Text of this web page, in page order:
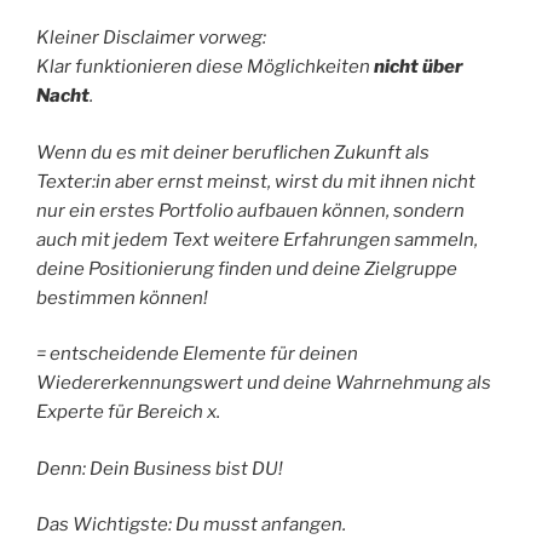
Kleiner Disclaimer vorweg:
Klar funktionieren diese Möglichkeiten nicht über
Nacht.
Wenn du es mit deiner beruflichen Zukunft als
Texter:in aber ernst meinst, wirst du mit ihnen nicht
nur ein erstes Portfolio aufbauen können, sondern
auch mit jedem Text weitere Erfahrungen sammeln,
deine Positionierung finden und deine Zielgruppe
bestimmen können!
= entscheidende Elemente für deinen
Wiedererkennungswert und deine Wahrnehmung als
Experte für Bereich x.
Denn: Dein Business bist DU!
Das Wichtigste: Du musst anfangen.